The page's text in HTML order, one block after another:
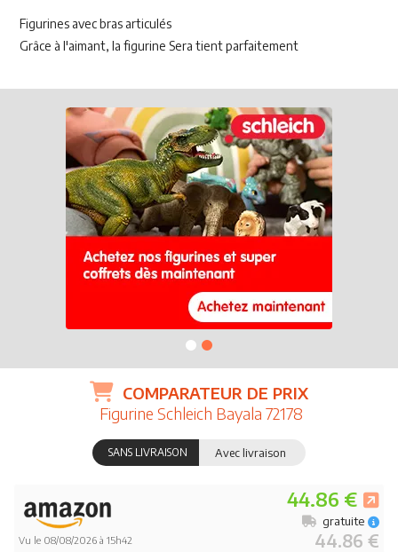
Figurines avec bras articulés
Grâce à l'aimant, la figurine Sera tient parfaitement
COMPARATEUR DE PRIX
Figurine Schleich Bayala 72178
SANS LIVRAISON Avec livraison
Vu le 08/08/2026 à 15h42
44.86 €
44.86 €
gratuite